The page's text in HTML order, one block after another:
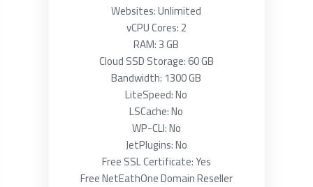
Websites: Unlimited
vCPU Cores: 2
RAM: 3 GB
Cloud SSD Storage: 60 GB
Bandwidth: 1300 GB
LiteSpeed: No
LSCache: No
WP-CLI: No
JetPlugins: No
Free SSL Certificate: Yes
Free NetEathOne Domain Reseller